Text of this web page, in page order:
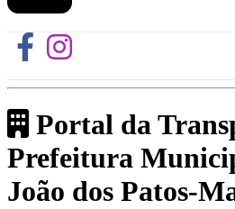
Portal da
Prefeitura
João dos Patos-